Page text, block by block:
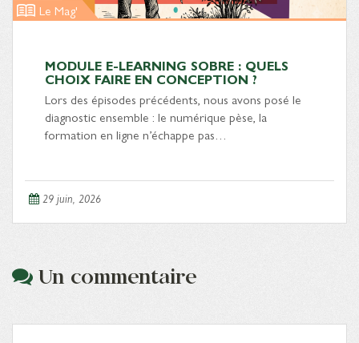
Le Mag'
MODULE E-LEARNING SOBRE : QUELS
CHOIX FAIRE EN CONCEPTION ?
Lors des épisodes précédents, nous avons posé le
diagnostic ensemble : le numérique pèse, la
formation en ligne n’échappe pas…
29 juin, 2026
Un commentaire